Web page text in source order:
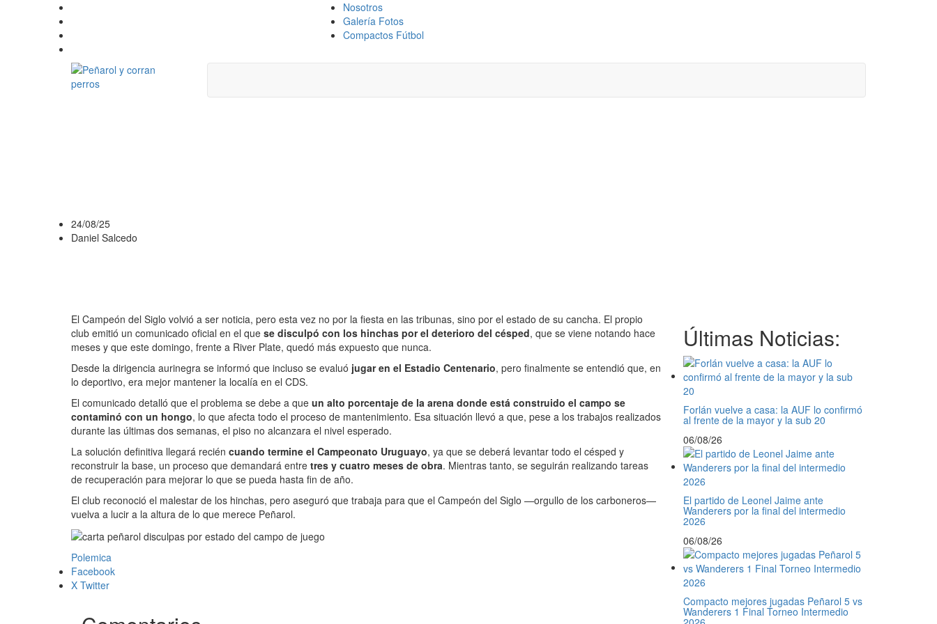
Nosotros
Galería Fotos
Compactos Fútbol
24/08/25
Daniel Salcedo
El Campeón del Siglo volvió a ser noticia, pero esta vez no por la fiesta en las tribunas, sino por el estado de su cancha. El propio
club emitió un comunicado oficial en el que se disculpó con los hinchas por el deterioro del césped, que se viene notando hace
meses y que este domingo, frente a River Plate, quedó más expuesto que nunca.
Desde la dirigencia aurinegra se informó que incluso se evaluó jugar en el Estadio Centenario, pero finalmente se entendió que, en
lo deportivo, era mejor mantener la localía en el CDS.
El comunicado detalló que el problema se debe a que un alto porcentaje de la arena donde está construido el campo se
contaminó con un hongo, lo que afecta todo el proceso de mantenimiento. Esa situación llevó a que, pese a los trabajos realizados
durante las últimas dos semanas, el piso no alcanzara el nivel esperado.
La solución definitiva llegará recién cuando termine el Campeonato Uruguayo, ya que se deberá levantar todo el césped y
reconstruir la base, un proceso que demandará entre tres y cuatro meses de obra. Mientras tanto, se seguirán realizando tareas
de recuperación para mejorar lo que se pueda hasta fin de año.
El club reconoció el malestar de los hinchas, pero aseguró que trabaja para que el Campeón del Siglo —orgullo de los carboneros—
vuelva a lucir a la altura de lo que merece Peñarol.
Polemica
Facebook
X Twitter
Últimas Noticias:
Forlán vuelve a casa: la AUF lo confirmó
al frente de la mayor y la sub 20
06/08/26
El partido de Leonel Jaime ante
Wanderers por la final del intermedio
2026
06/08/26
Compacto mejores jugadas Peñarol 5 vs
Wanderers 1 Final Torneo Intermedio